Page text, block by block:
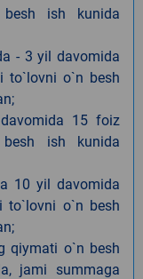
ish kunida
- 3 yil davomida
to`lovni o`n besh
15 foiz
ish kunida
10 yil davomida
to`lovni o`n besh
qiymati o`n besh
jami summaga